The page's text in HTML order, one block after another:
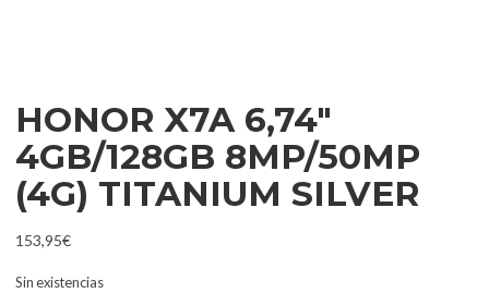
HONOR X7A 6,74″
4GB/128GB 8MP/50MP
(4G) TITANIUM SILVER
153,95€
Sin existencias